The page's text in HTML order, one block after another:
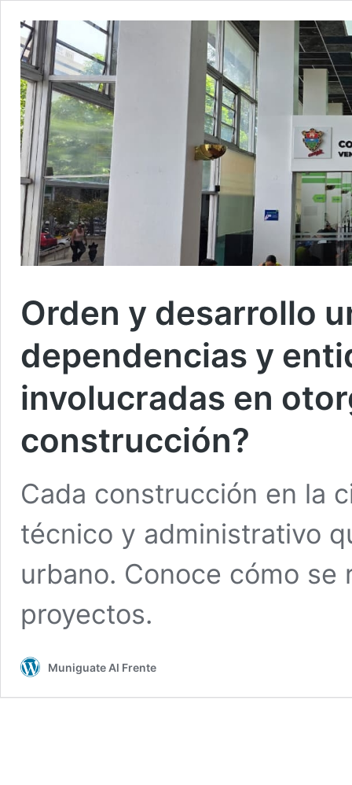
Orden y desarrollo
dependencias y
involucradas en
construcción?
Cada construcción en la
técnico y administrativo
urbano. Conoce cómo se
proyectos.
Muniguate Al Frente